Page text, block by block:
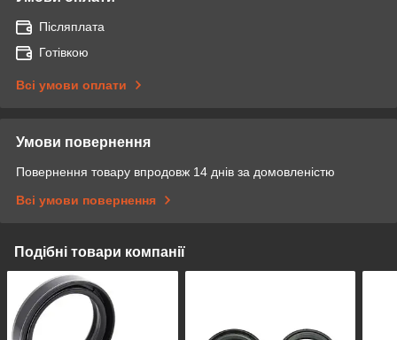
Післяплата
Готівкою
Всі умови оплати
Умови повернення
Повернення товару впродовж 14 днів за домовленістю
Всі умови повернення
Подібні товари компанії